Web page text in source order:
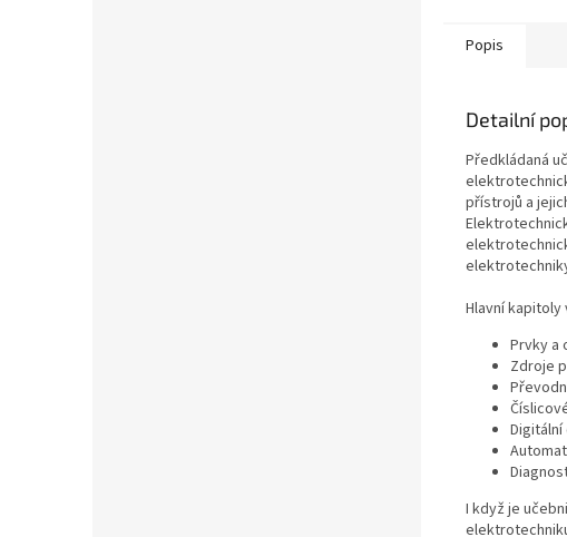
Popis
Detailní
Předkládaná
přístrojů a
Hlavní kapitoly
Prvky a
Zdroje
I když je